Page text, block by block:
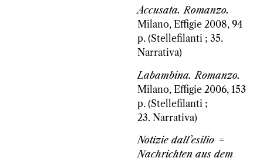
Accusata. Romanzo.
Milano, Effigie 2008, 94
p. (Stellefilanti ; 35.
Narrativa)
Labambina. Romanzo.
Milano, Effigie 2006, 153
p. (Stellefilanti ;
23. Narrativa)
Notizie dall’esilio =
Nachrichten aus dem